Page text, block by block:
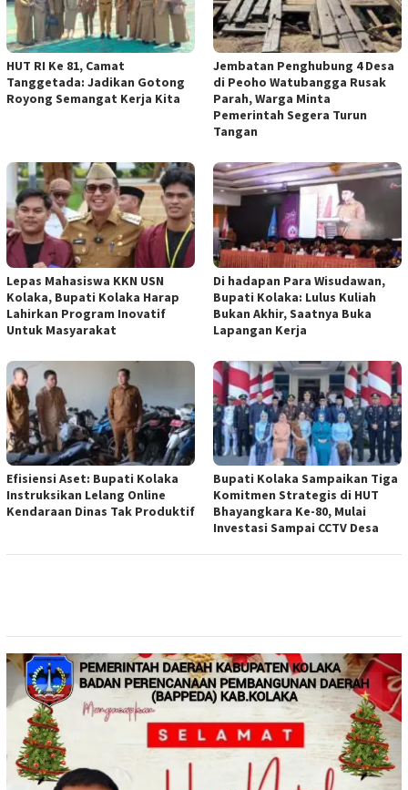
HUT RI Ke 81, Camat
Tanggetada: Jadikan Gotong
Royong Semangat Kerja Kita
Jembatan Penghubung 4 Desa
di Peoho Watubangga Rusak
Parah, Warga Minta
Pemerintah Segera Turun
Tangan
Lepas Mahasiswa KKN USN
Kolaka, Bupati Kolaka Harap
Lahirkan Program Inovatif
Untuk Masyarakat
Di hadapan Para Wisudawan,
Bupati Kolaka: Lulus Kuliah
Bukan Akhir, Saatnya Buka
Lapangan Kerja
Efisiensi Aset: Bupati Kolaka
Instruksikan Lelang Online
Kendaraan Dinas Tak Produktif
Bupati Kolaka Sampaikan Tiga
Komitmen Strategis di HUT
Bhayangkara Ke-80, Mulai
Investasi Sampai CCTV Desa